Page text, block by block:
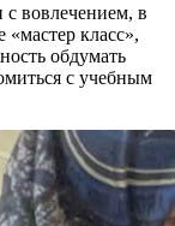
вовлечением, в
класс»,
обдумать
с учебным